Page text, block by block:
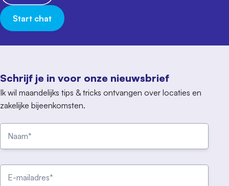
Schrijf je in voor onze nieuwsbrief
Ik wil maandelijks tips & tricks ontvangen over locaties en
zakelijke bijeenkomsten.
Start chat